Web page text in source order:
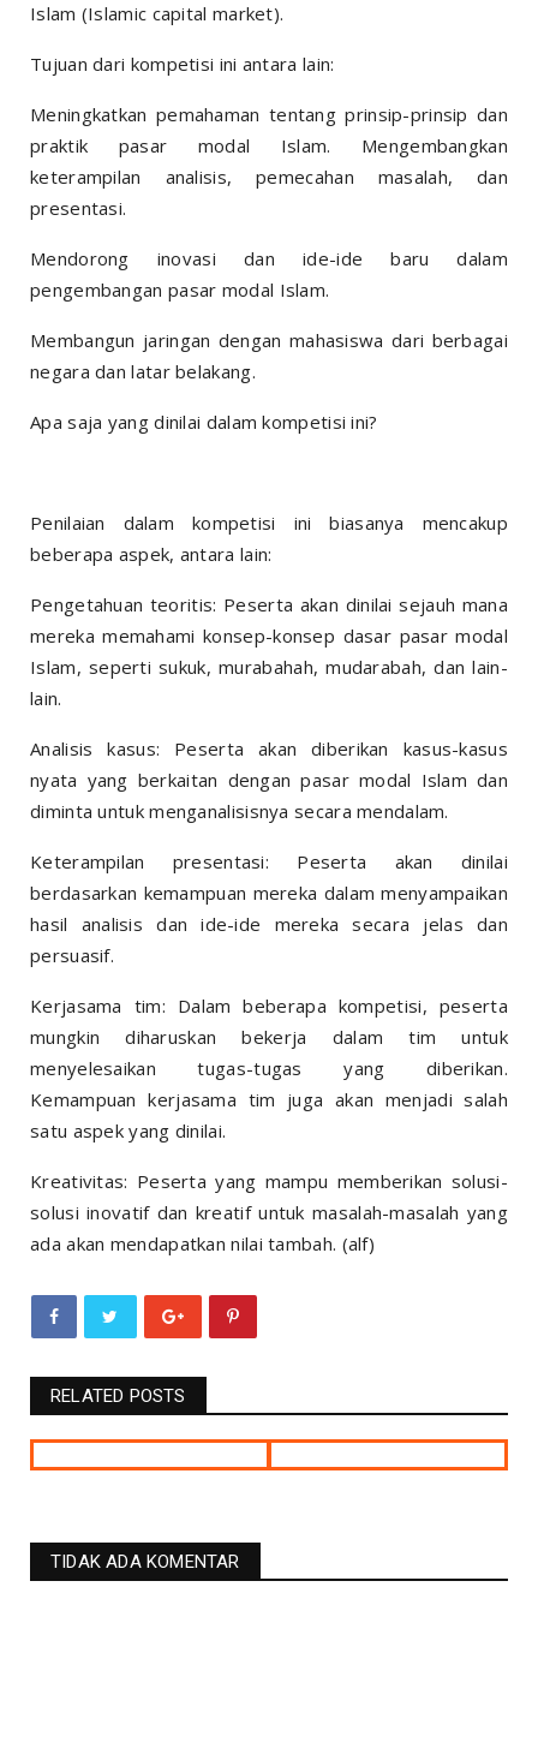
Islam (Islamic capital market).
Tujuan dari kompetisi ini antara lain:
Meningkatkan pemahaman tentang prinsip-prinsip dan
praktik pasar modal Islam. Mengembangkan
keterampilan analisis, pemecahan masalah, dan
presentasi.
Mendorong inovasi dan ide-ide baru dalam
pengembangan pasar modal Islam.
Membangun jaringan dengan mahasiswa dari berbagai
negara dan latar belakang.
Apa saja yang dinilai dalam kompetisi ini?
Penilaian dalam kompetisi ini biasanya mencakup
beberapa aspek, antara lain:
Pengetahuan teoritis: Peserta akan dinilai sejauh mana
mereka memahami konsep-konsep dasar pasar modal
Islam, seperti sukuk, murabahah, mudarabah, dan lain-
lain.
Analisis kasus: Peserta akan diberikan kasus-kasus
nyata yang berkaitan dengan pasar modal Islam dan
diminta untuk menganalisisnya secara mendalam.
Keterampilan presentasi: Peserta akan dinilai
berdasarkan kemampuan mereka dalam menyampaikan
hasil analisis dan ide-ide mereka secara jelas dan
persuasif.
Kerjasama tim: Dalam beberapa kompetisi, peserta
mungkin diharuskan bekerja dalam tim untuk
menyelesaikan tugas-tugas yang diberikan.
Kemampuan kerjasama tim juga akan menjadi salah
satu aspek yang dinilai.
Kreativitas: Peserta yang mampu memberikan solusi-
solusi inovatif dan kreatif untuk masalah-masalah yang
ada akan mendapatkan nilai tambah. (alf)
RELATED POSTS
TIDAK ADA KOMENTAR